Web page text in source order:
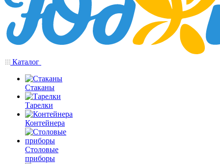
Каталог
Стаканы
Тарелки
Контейнера
Столовые
приборы